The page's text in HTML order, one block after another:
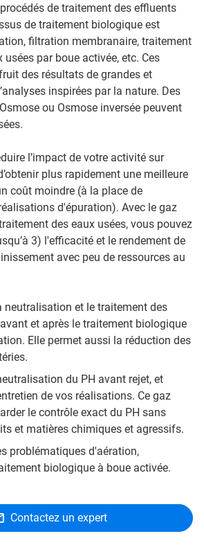
de traitement des effluents
de traitement biologique est
filtration membranaire, traitement
par boue activée, etc. Ces
des résultats de grandes et
inspirées par la nature. Des
ou Osmose inversée peuvent
l’impact de votre activité sur
plus rapidement une meilleure
coût moindre (à la place de
d'épuration). Avec le gaz
des eaux usées, vous pouvez
3) l'efficacité et le rendement de
avec peu de ressources au
neutralisation et le traitement des
et après le traitement biologique
Elle permet aussi la réduction des
du PH avant rejet, et
de vos réalisations. Ce gaz
le contrôle exact du PH sans
et matières chimiques et agressifs.
problématiques d'aération,
biologique à boue activée.
Contactez un expert